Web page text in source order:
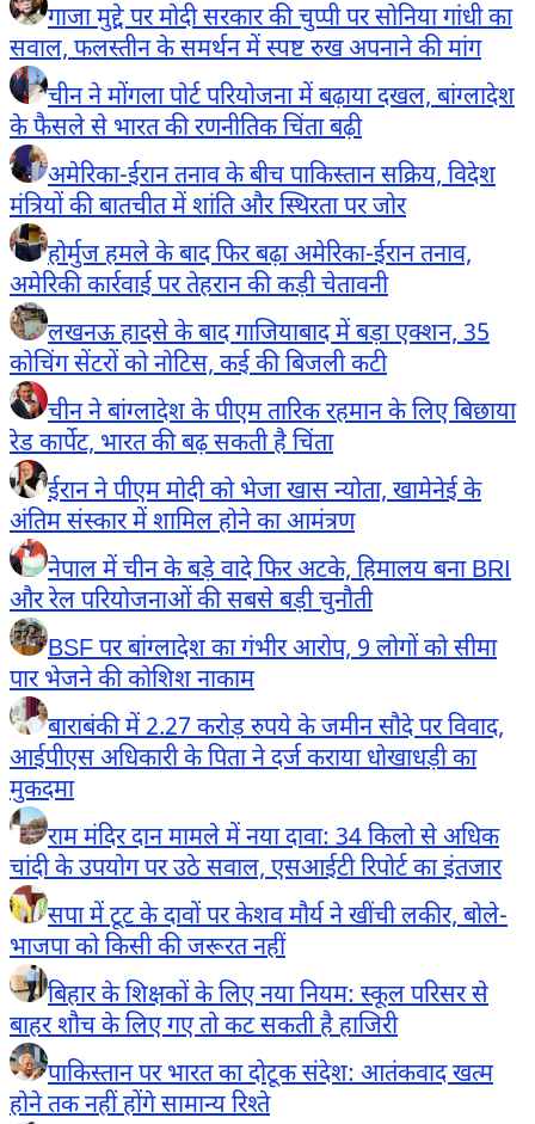
गाजा मुद्दे पर मोदी सरकार की चुप्पी पर सोनिया गांधी का
सवाल, फलस्तीन के समर्थन में स्पष्ट रुख अपनाने की मांग
चीन ने मोंगला पोर्ट परियोजना में बढ़ाया दखल, बांग्लादेश
के फैसले से भारत की रणनीतिक चिंता बढ़ी
अमेरिका-ईरान तनाव के बीच पाकिस्तान सक्रिय, विदेश
मंत्रियों की बातचीत में शांति और स्थिरता पर जोर
होर्मुज हमले के बाद फिर बढ़ा अमेरिका-ईरान तनाव,
अमेरिकी कार्रवाई पर तेहरान की कड़ी चेतावनी
लखनऊ हादसे के बाद गाजियाबाद में बड़ा एक्शन, 35
कोचिंग सेंटरों को नोटिस, कई की बिजली कटी
चीन ने बांग्लादेश के पीएम तारिक रहमान के लिए बिछाया
रेड कार्पेट, भारत की बढ़ सकती है चिंता
ईरान ने पीएम मोदी को भेजा खास न्योता, खामेनेई के
अंतिम संस्कार में शामिल होने का आमंत्रण
नेपाल में चीन के बड़े वादे फिर अटके, हिमालय बना BRI
और रेल परियोजनाओं की सबसे बड़ी चुनौती
BSF पर बांग्लादेश का गंभीर आरोप, 9 लोगों को सीमा
पार भेजने की कोशिश नाकाम
बाराबंकी में 2.27 करोड़ रुपये के जमीन सौदे पर विवाद,
आईपीएस अधिकारी के पिता ने दर्ज कराया धोखाधड़ी का
मुकदमा
राम मंदिर दान मामले में नया दावा: 34 किलो से अधिक
चांदी के उपयोग पर उठे सवाल, एसआईटी रिपोर्ट का इंतजार
सपा में टूट के दावों पर केशव मौर्य ने खींची लकीर, बोले-
भाजपा को किसी की जरूरत नहीं
बिहार के शिक्षकों के लिए नया नियम: स्कूल परिसर से
बाहर शौच के लिए गए तो कट सकती है हाजिरी
पाकिस्तान पर भारत का दोटूक संदेश: आतंकवाद खत्म
होने तक नहीं होंगे सामान्य रिश्ते